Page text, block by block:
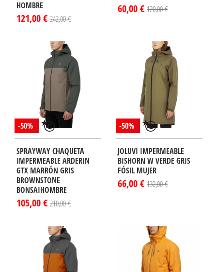
HOMBRE
121,00 € 242,00 €
60,00 € 120,00 €
-50%
SPRAYWAY CHAQUETA
IMPERMEABLE ARDERIN
GTX MARRÓN GRIS
BROWNSTONE
BONSAIHOMBRE
105,00 € 210,00 €
-50%
JOLUVI IMPERMEABLE
BISHORN W VERDE GRIS
FÓSIL MUJER
66,00 € 132,00 €